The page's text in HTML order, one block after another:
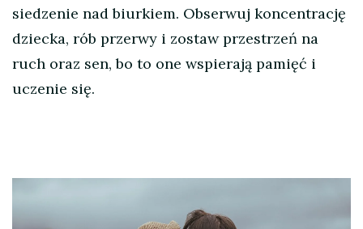
siedzenie nad biurkiem. Obserwuj koncentrację
dziecka, rób przerwy i zostaw przestrzeń na
ruch oraz sen, bo to one wspierają pamięć i
uczenie się.